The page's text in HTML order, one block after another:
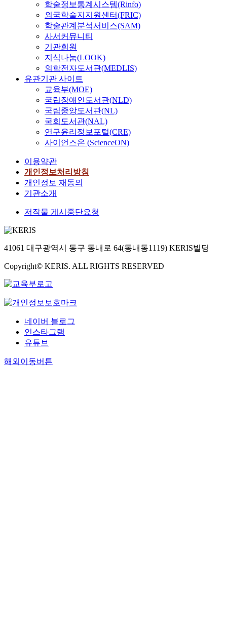
학술정보통계시스템(Rinfo)
외국학술지지원센터(FRIC)
학술관계분석서비스(SAM)
사서커뮤니티
기관회원
지식나눔(LOOK)
의학전자도서관(MEDLIS)
유관기관 사이트
교육부(MOE)
국립장애인도서관(NLD)
국립중앙도서관(NL)
국회도서관(NAL)
연구윤리정보포털(CRE)
사이언스온 (ScienceON)
이용약관
개인정보처리방침
개인정보 재동의
기관소개
저작물 게시중단요청
41061 대구광역시 동구 동내로 64(동내동1119) KERIS빌딩
Copyright© KERIS. ALL RIGHTS RESERVED
네이버 블로그
인스타그램
유튜브
해외이동버튼